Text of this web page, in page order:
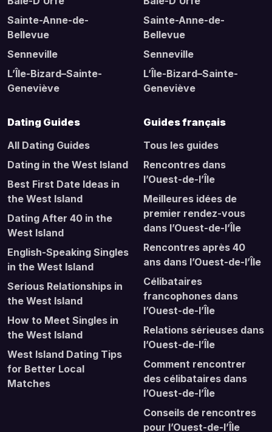
Sainte-Anne-de-
Bellevue
Senneville
L’Île-Bizard–Sainte-
Geneviève
Sainte-Anne-de-
Bellevue
Senneville
L’Île-Bizard–Sainte-
Geneviève
Dating Guides
All Dating Guides
Dating in the West Island
Best First Date Ideas in
the West Island
Dating After 40 in the
West Island
English-Speaking Singles
in the West Island
Serious Relationships in
the West Island
How to Meet Singles in
the West Island
West Island Dating Tips
for Better Local
Matches
Guides français
Tous les guides
Rencontres dans
l’Ouest-de-l’Île
Meilleures idées de
premier rendez-vous
dans l’Ouest-de-l’Île
Rencontres après 40
ans dans l’Ouest-de-l’Île
Célibataires
francophones dans
l’Ouest-de-l’Île
Relations sérieuses dans
l’Ouest-de-l’Île
Comment rencontrer
des célibataires dans
l’Ouest-de-l’Île
Conseils de rencontres
pour l’Ouest-de-l’Île